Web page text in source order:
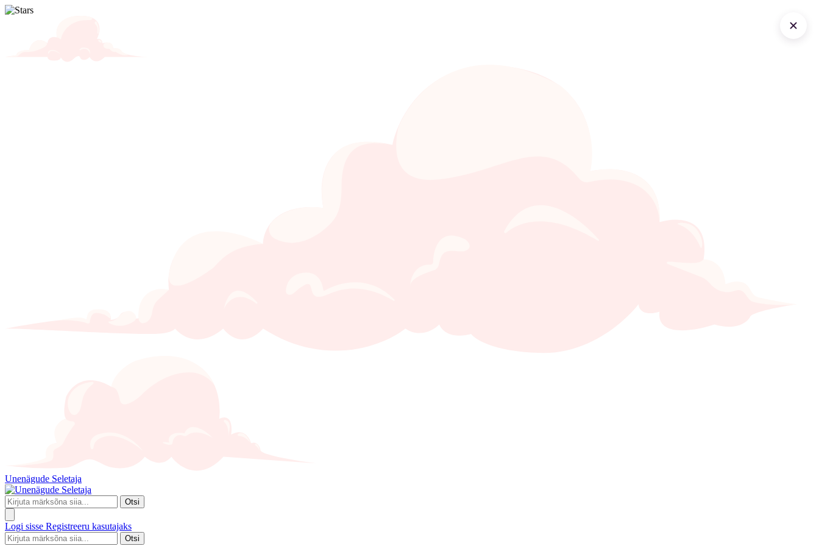
Unenägude Seletaja
Otsi
Logi sisse Registreeru kasutajaks
Otsi